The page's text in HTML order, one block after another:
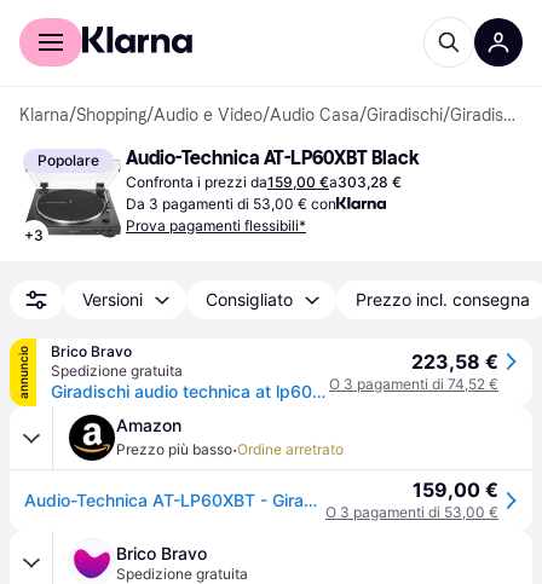
Per il tuo shopping
Klarna/Shopping/Audio e Video/Audio Casa/Giradischi/ Giradischi
Popolare
+3
Audio-Technica AT-LP60XBT Black
Confronta i prezzi da159,00 €a303,28 €
Da 3 pagamenti di 53,00 € con
Prova pagamenti flessibili*
Versioni Consigliato Prezzo incl. consegna
annuncio
Brico Bravo
Spedizione gratuita
Giradischi audio technica at lp60xbt entry level black
223,58 €
O 3 pagamenti di 74,52 €
Amazon
Prezzo più basso·Ordine arretrato
Audio-Technica AT-LP60XBT - Giradischi completamente automatico con trasmissione a cinghia e connessione Bluetooth, Nero 159,00 €
O 3 pagamenti di 53,00 €
Brico Bravo
Spedizione gratuita